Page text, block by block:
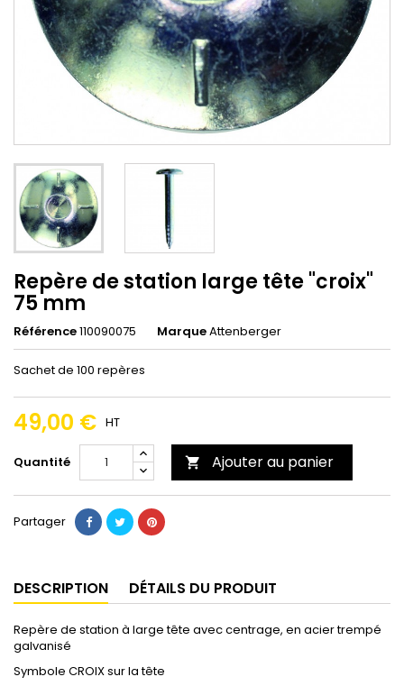
Repère de station large tête "croix"
75 mm
Référence110090075 MarqueAttenberger
Sachet de 100 repères
49,00 € HT
Quantité  Ajouter au panier
Partager
DESCRIPTION DÉTAILS DU PRODUIT
Repère de station à large tête avec centrage, en acier trempé
galvanisé
Symbole CROIX sur la tête